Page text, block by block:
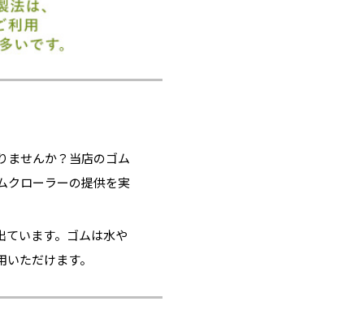
ませんか？当店のゴム
クローラーの提供を実
ています。ゴムは水や
ただけます。